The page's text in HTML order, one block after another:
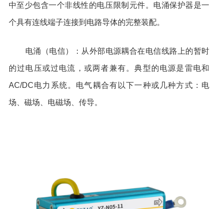
中至少包含一个非线性的电压限制元件。电涌保护器是一
个具有连线端子连接到电路导体的完整装配。
电涌（电信）：从外部电源耦合在电信线路上的暂时
的过电压或过电流，或两者兼有。典型的电源是雷电和
AC/DC电力系统。电气耦合有以下一种或几种方式：电
场、磁场、电磁场、传导。